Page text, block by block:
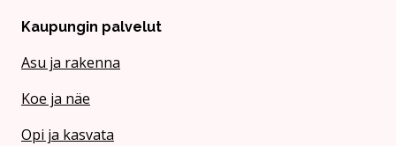
Kaupungin palvelut
Asu ja rakenna
Koe ja näe
Opi ja kasvata